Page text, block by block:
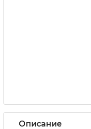
Описание